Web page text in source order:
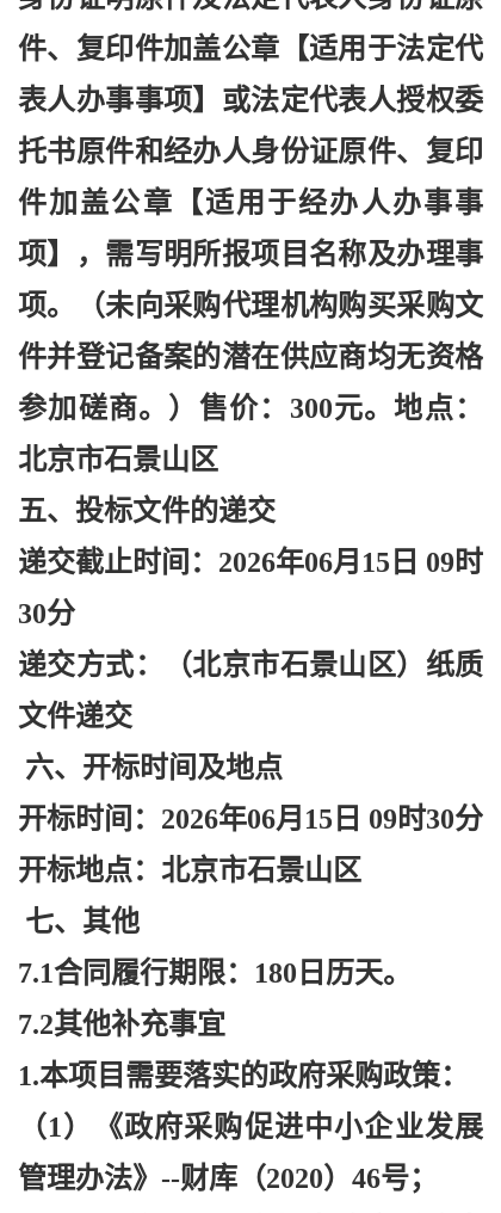
件、复印件加盖公章【适用于法定代
表人办事事项】或法定代表人授权委
托书原件和经办人身份证原件、复印
件加盖公章【适用于经办人办事事
项】，需写明所报项目名称及办理事
项。（未向采购代理机构购买采购文
件并登记备案的潜在供应商均无资格
参加磋商。）售价： 300元。地点：
北京市石景山区
五、投标文件的递交
递交截止时间： 2026年06月15日 09时
30分
递交方式：（北京市石景山区）纸质
文件递交
六、开标时间及地点
开标时间： 2026年06月15日 09时30分
开标地点：北京市石景山区
七、其他
7.1合同履行期限：180日历天。
7.2其他补充事宜
1.本项目需要落实的政府采购政策：
（1）《政府采购促进中小企业发展
管理办法》--财库（2020）46号；